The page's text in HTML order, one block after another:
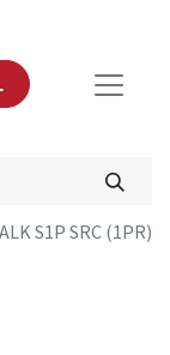
S1P SRC (1PR)